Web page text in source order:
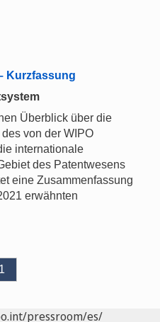
Kurzfassung
Überblick über die
von der WIPO
internationale
des Patentwesens
eine Zusammenfassung
erwähnten
1
pressroom/es/